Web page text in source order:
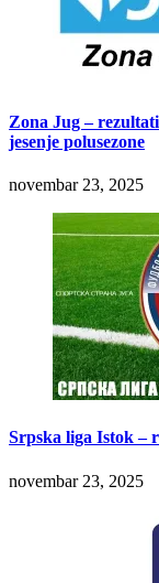
Zona Jug –
jesenje polusezone
novembar 23, 2025
Srpska liga Istok –
novembar 23, 2025